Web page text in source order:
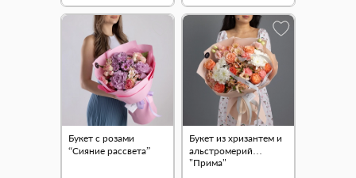
Букет с розами
“Сияние рассвета”
Букет из хризантем и
альстромерий
"Прима"